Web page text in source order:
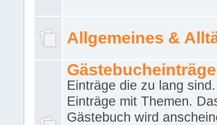
Allgemeines &
Gästebucheinträge
Einträge die zu lang
Einträge mit Themen.
Gästebuch wird